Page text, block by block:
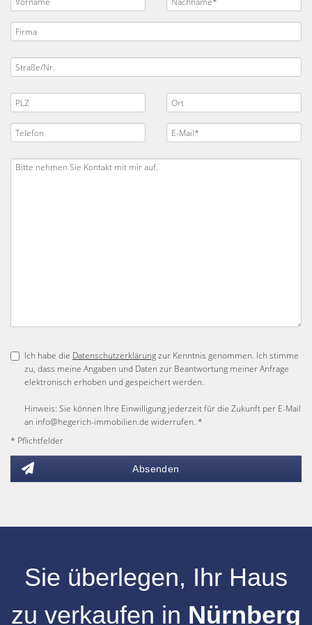
Ich habe die Datenschutzerklärungzur Kenntnis genommen. Ich stimme
zu, dass meine Angaben und Daten zur Beantwortung meiner Anfrage
elektronisch erhoben und gespeichert werden.
Hinweis: Sie können Ihre Einwilligung jederzeit für die Zukunft per E-Mail
an info@hegerich-immobilien.de widerrufen. *
* Pflichtfelder
Absenden
Sie überlegen, Ihr Haus
zu verkaufen in Nürnberg